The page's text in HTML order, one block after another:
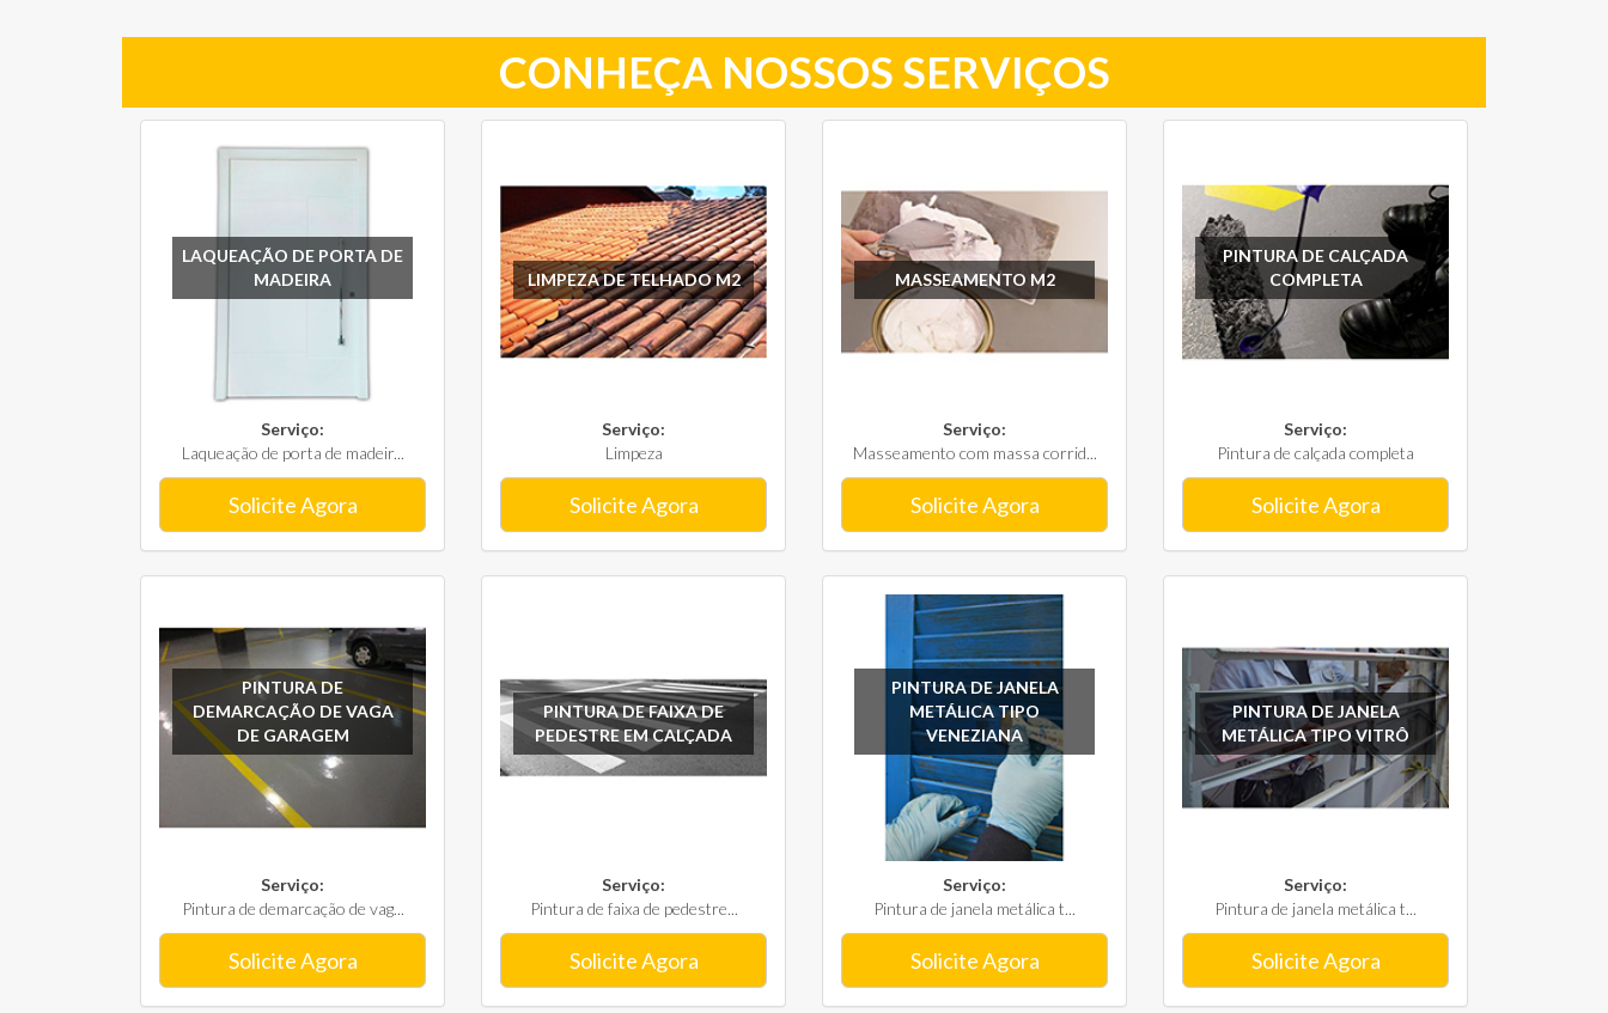
CONHEÇA NOSSOS SERVIÇOS
LAQUEAÇÃO DE PORTA DE
MADEIRA
Serviço:
Laqueação de porta de madeir...
Solicite Agora
LIMPEZA DE TELHADO M2
Serviço:
Limpeza
Solicite Agora
MASSEAMENTO M2
Serviço:
Masseamento com massa corrid...
Solicite Agora
PINTURA DE CALÇADA
COMPLETA
Serviço:
Pintura de calçada completa
Solicite Agora
PINTURA DE
DEMARCAÇÃO DE VAGA
DE GARAGEM
Serviço:
Pintura de demarcação de vag...
Solicite Agora
PINTURA DE FAIXA DE
PEDESTRE EM CALÇADA
Serviço:
Pintura de faixa de pedestre...
Solicite Agora
PINTURA DE JANELA
METÁLICA TIPO
VENEZIANA
Serviço:
Pintura de janela metálica t...
Solicite Agora
PINTURA DE JANELA
METÁLICA TIPO VITRÔ
Serviço:
Pintura de janela metálica t...
Solicite Agora